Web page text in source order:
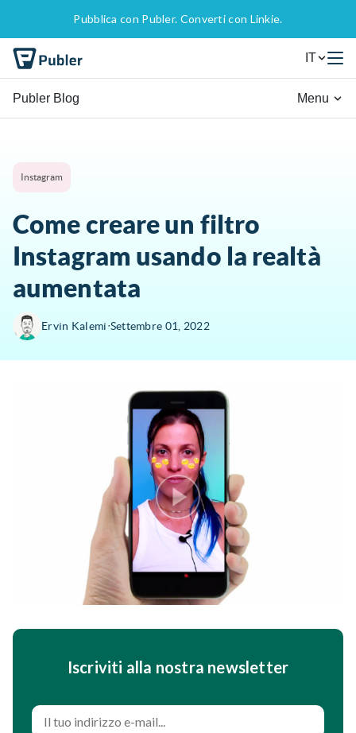
Pubblica con Publer. Converti con Linkie.
IT
Publer Blog Menu
Instagram
Come creare un filtro
Instagram usando la realtà
aumentata
Ervin Kalemi∙Settembre 01, 2022
Iscriviti alla nostra newsletter